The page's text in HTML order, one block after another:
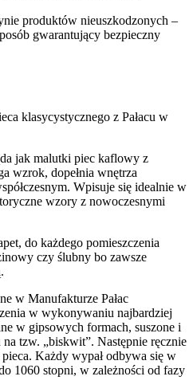
produktów nieuszkodzonych –
gwarantujący bezpieczny
klasycystycznego z Pałacu w
jak malutki piec kaflowy z
wzrok, dopełnia wnętrza
Wpisuje się idealnie w
wzory z nowoczesnymi
do każdego pomieszczenia
czy ślubny bo zawsze
w Manufakturze Pałac
w wykonywaniu najbardziej
w gipsowych formach, suszone i
tzw. „biskwit”. Następnie ręcznie
Każdy wypał odbywa się w
1060 stopni, w zależności od fazy